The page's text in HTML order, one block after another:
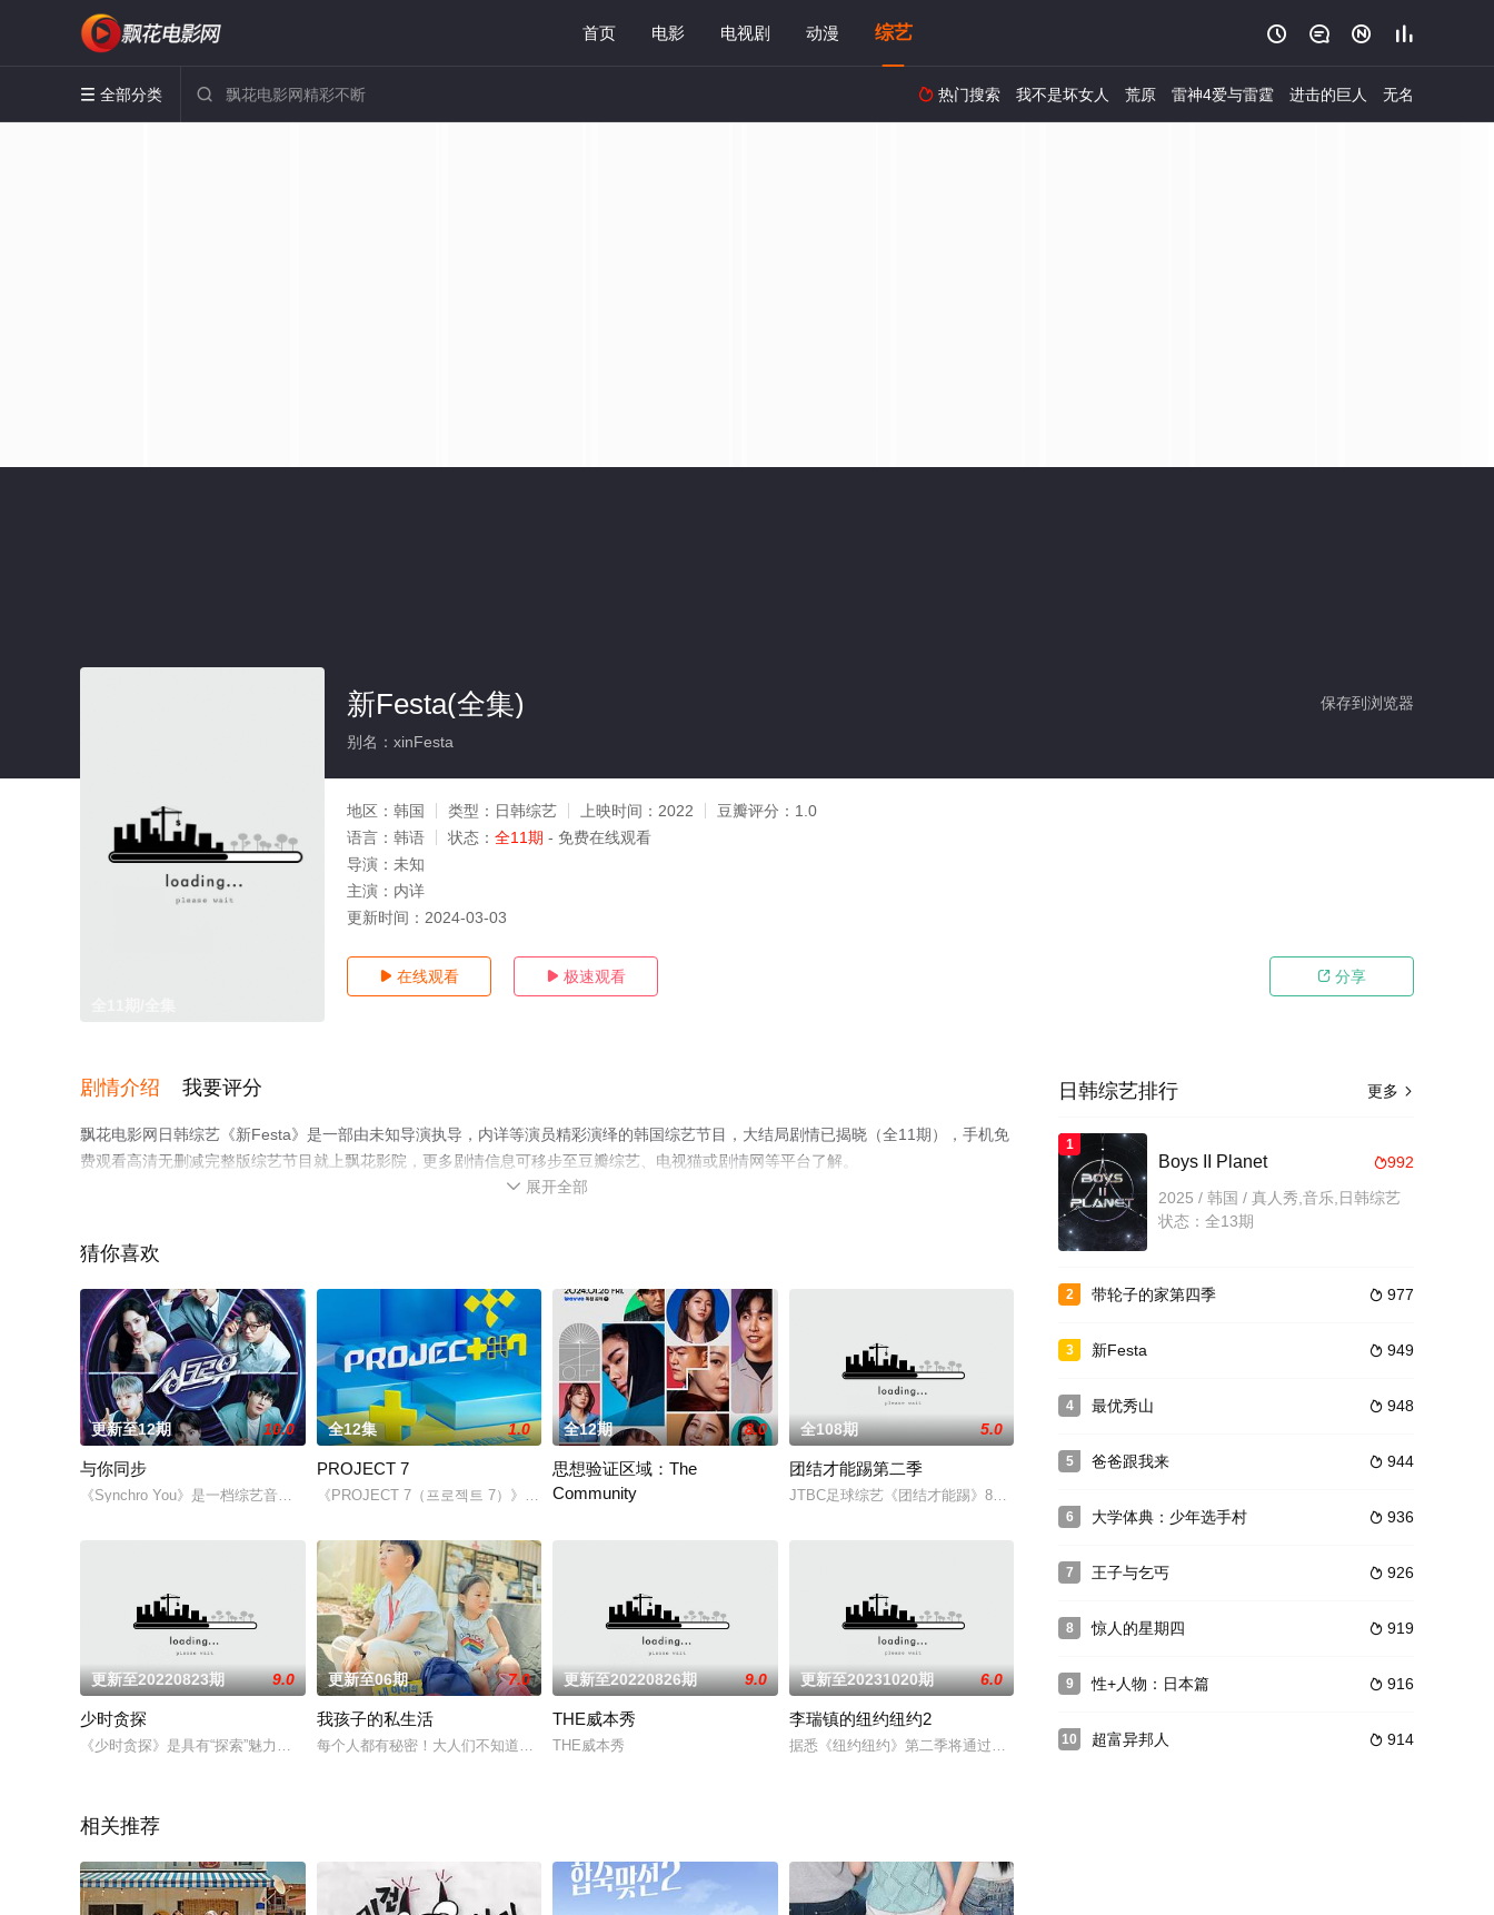
首页 电影 电视剧 动漫 综艺    
 全部分类   热门搜索 我不是坏女人 荒原 雷神4爱与雷霆 进击的巨人 无名
保存到浏览器
新Festa(全集)
别名：xinFesta
地区： 韩国 类型： 日韩综艺 上映时间： 2022 豆瓣评分： 1.0
语言： 韩语 状态： 全11期 - 免费在线观看
导演： 未知
主演： 内详
更新时间： 2024-03-03
 在线观看  极速观看  分享
剧情介绍 我要评分
飘花电影网日韩综艺《新Festa》是一部由未知导演执导，内详等演员精彩演绎的韩国综艺节目，大结局剧情已揭晓（全11期），手机免
费观看高清无删减完整版综艺节目就上飘花影院，更多剧情信息可移步至豆瓣综艺、电视猫或剧情网等平台了解。
 展开全部
猜你喜欢
更新至12期 10.0
与你同步
《Synchro You》是一档综艺音乐秀节目，节目里将由AI打造出与原版舞台99\\%相似的演出，并找出顶级歌手们呈现的1\\%的翻唱舞台。
全12集 1.0
PROJECT 7
《PROJECT 7（프로젝트 7）》是由Studio Slam和SLL制作的全球男子组合选秀节目，2024年10月18日在韩国JTBC电视台播
全12期 8.0
思想验证区域：The
Community
是一种理念生存类型节目，价值观截然相反的出演者们为了金钱和权力而斗争。具有不同理念的12人在9天的集体住宿期间形成一个社群的社会实验
全108期 5.0
团结才能踢第二季
JTBC足球综艺《团结才能踢》8月1日推出第2季。《团结才能踢》第2季将举办足球选秀，这次要挑战全国制
更新至20220823期 9.0
少时贪探
《少时贪探》是具有“探索”魅力的传奇女子组合少女时代“探索”多彩的综艺世界的节目。在节目中，少女时代成员们将进行真人秀、游戏秀、纪录片等多种形式
更新至06期 7.0
我孩子的私生活
每个人都有秘密！大人们不知道的我孩子的私生活，好奇吗？从了解我的孩子开始，就是明智的育儿和教育的开始！现在公开了孩子们在没有父母的地方异想天开的
更新至20220826期 9.0
THE威本秀
THE威本秀
更新至20231020期 6.0
李瑞镇的纽约纽约2
据悉《纽约纽约》第二季将通过YouTube而不是tvn公开。
相关推荐
更多 
日韩综艺排行
1
992
Boys II Planet
2025 / 韩国 / 真人秀,音乐,日韩综艺
状态：全13期
2  977
带轮子的家第四季
3  949
新Festa
4  948
最优秀山
5  944
爸爸跟我来
6  936
大学体典：少年选手村
7  926
王子与乞丐
8  919
惊人的星期四
9  916
性+人物：日本篇
10  914
超富异邦人